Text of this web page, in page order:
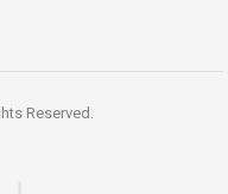
Reserved.